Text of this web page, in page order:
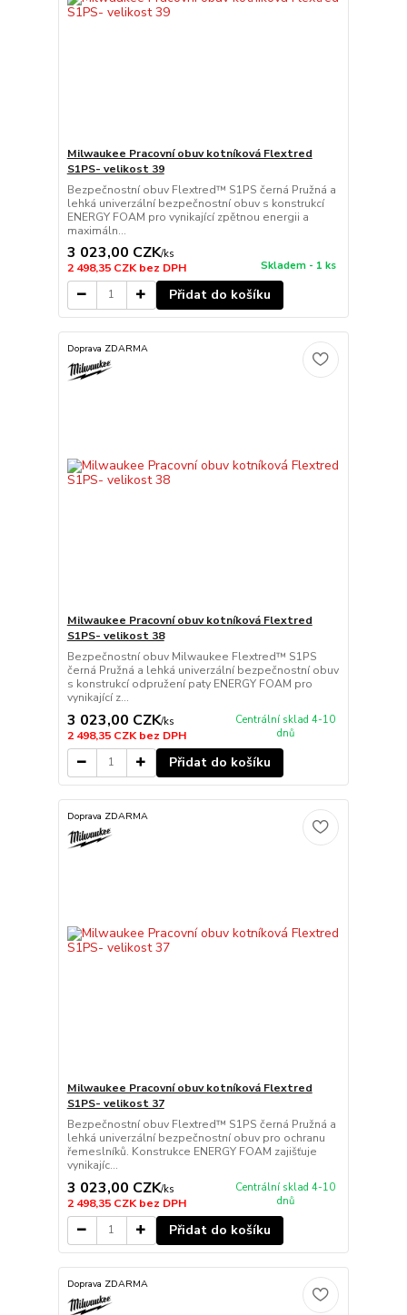
Milwaukee Pracovní obuv kotníková Flextred
S1PS- velikost 39
Bezpečnostní obuv Flextred™ S1PS černá Pružná a
lehká univerzální bezpečnostní obuv s konstrukcí
ENERGY FOAM pro vynikající zpětnou energii a
maximáln...
3 023,00 CZK/ks
2 498,35 CZKbez DPH Skladem - 1 ks
Přidat do košíku
Doprava ZDARMA
Milwaukee Pracovní obuv kotníková Flextred
S1PS- velikost 38
Bezpečnostní obuv Milwaukee Flextred™ S1PS
černá Pružná a lehká univerzální bezpečnostní obuv
s konstrukcí odpružení paty ENERGY FOAM pro
vynikající z...
3 023,00 CZK/ks
2 498,35 CZKbez DPH
Centrální sklad 4-10
dnů
Přidat do košíku
Doprava ZDARMA
Milwaukee Pracovní obuv kotníková Flextred
S1PS- velikost 37
Bezpečnostní obuv Flextred™ S1PS černá Pružná a
lehká univerzální bezpečnostní obuv pro ochranu
řemeslníků. Konstrukce ENERGY FOAM zajišťuje
vynikajíc...
3 023,00 CZK/ks
2 498,35 CZKbez DPH
Centrální sklad 4-10
dnů
Přidat do košíku
Doprava ZDARMA